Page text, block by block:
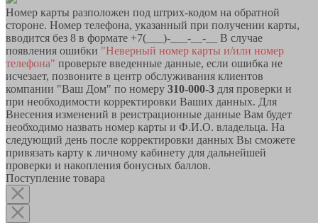
Номер карты разположен под штрих-кодом на обратной
стороне. Номер телефона, указанный при получении карты,
вводится без 8 в формате +7(___)-___-__-__ В случае
появления ошибки "Неверный номер карты и/или номер
телефона" проверьте введенные данные, если ошибка не
исчезает, позвоните в центр обслуживания клиентов
компании "Ваш Дом" по номеру 310-000-3 для проверки и
при необходимости корректировки Ваших данных. Для
Внесения изменений в реистрационные данные Вам будет
необходимо назвать номер карты и Ф.И.О. владельца. На
следующий день после корректировки данных Вы сможете
привязать карту к личному кабинету для дальнейшей
проверки и накопления бонусных баллов.
Поступление товара